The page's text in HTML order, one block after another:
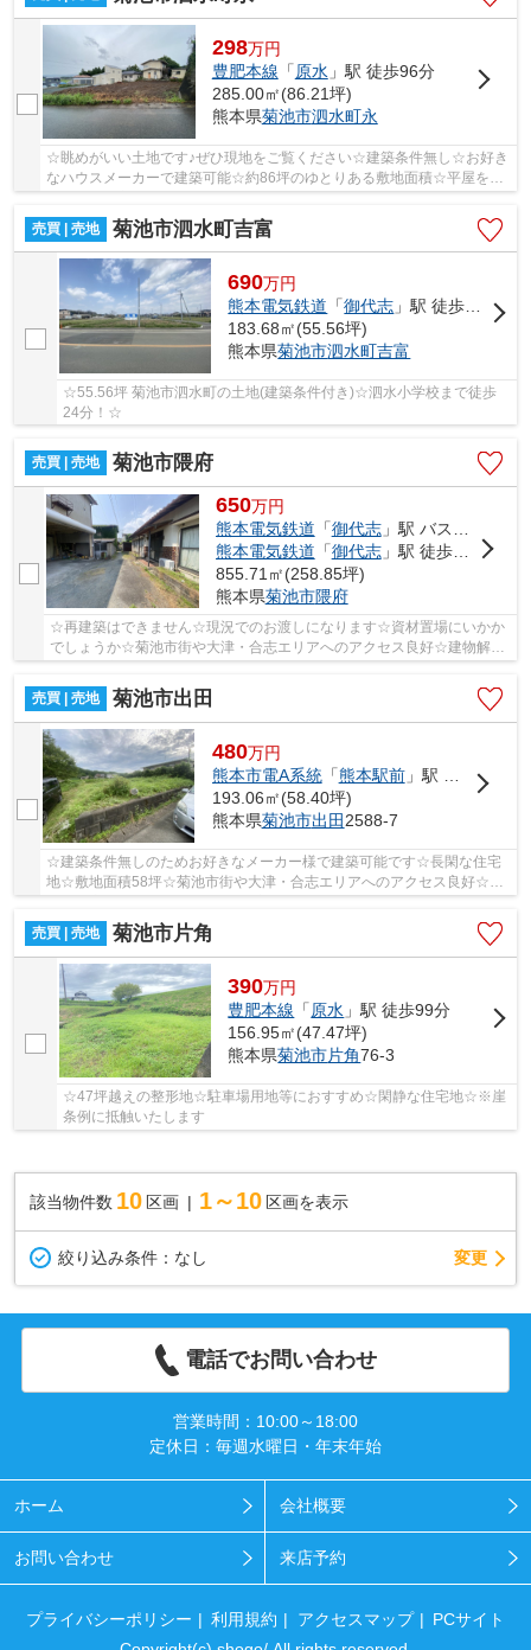
298万円
豊肥本線 「 原水 」駅 徒歩96分
285.00㎡(86.21坪)
熊本県菊池市泗水町永
☆眺めがいい土地です♪ぜひ現地をご覧ください☆建築条件無し☆お好き
なハウスメーカーで建築可能☆約86坪のゆとりある敷地面積☆平屋を検
討している方におすすめ♪泗水東小学校・泗水中学校...
売買 | 売地
菊池市泗水町吉富
690万円
熊本電気鉄道 「御代志 」駅 徒歩93分
183.68㎡(55.56坪)
熊本県菊池市泗水町吉富
☆55.56坪 菊池市泗水町の土地(建築条件付き)☆泗水小学校まで徒歩
24分！☆
売買 | 売地 菊池市隈府
650万円
熊本電気鉄道 「御代志」駅 バス42分 「栄町（菊池市）」 停歩4分
熊本電気鉄道 「御代志」駅 徒歩99分
855.71㎡(258.85坪)
熊本県菊池市隈府
☆再建築はできません☆現況でのお渡しになります☆資材置場にいかか
でしょうか☆菊池市街や大津・合志エリアへのアクセス良好☆建物解体
売買 | 売地
菊池市出田
480万円
熊本市電A系統「熊本駅前」駅 バス99分 「広瀬」 停歩9分
193.06㎡(58.40坪)
熊本県菊池市出田2588‐7
☆建築条件無しのためお好きなメーカー様で建築可能です☆長閑な住宅
地☆敷地面積58坪☆菊池市街や大津・合志エリアへのアクセス良好☆バ
売買 | 売地
菊池市片角
390万円
豊肥本線 「 原水 」駅 徒歩99分
156.95㎡(47.47坪)
熊本県菊池市片角76-3
☆47坪越えの整形地☆駐車場用地等におすすめ☆閑静な住宅地☆※崖
条例に抵触いたします
該当物件数 10 区画 1～10 区画を表示
絞り込み条件： なし 変更
電話でお問い合わせ
営業時間：10:00～18:00
定休日：毎週水曜日・年末年始
ホーム 会社概要
お問い合わせ 来店予約
プライバシーポリシー 利用規約 アクセスマップ
PCサイト